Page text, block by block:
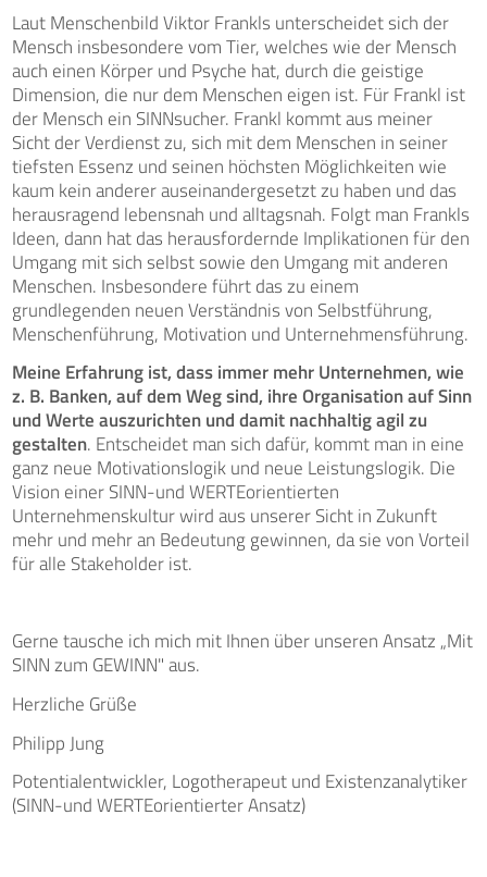
Laut Menschenbild Viktor Frankls unterscheidet sich der
Mensch insbesondere vom Tier, welches wie der Mensch
auch einen Körper und Psyche hat, durch die geistige
Dimension, die nur dem Menschen eigen ist. Für Frankl ist
der Mensch ein SINNsucher. Frankl kommt aus meiner
Sicht der Verdienst zu, sich mit dem Menschen in seiner
tiefsten Essenz und seinen höchsten Möglichkeiten wie
kaum kein anderer auseinandergesetzt zu haben und das
herausragend lebensnah und alltagsnah. Folgt man Frankls
Ideen, dann hat das herausfordernde Implikationen für den
Umgang mit sich selbst sowie den Umgang mit anderen
Menschen. Insbesondere führt das zu einem
grundlegenden neuen Verständnis von Selbstführung,
Menschenführung, Motivation und Unternehmensführung.
Meine Erfahrung ist, dass immer mehr Unternehmen, wie
z. B. Banken, auf dem Weg sind, ihre Organisation auf Sinn
und Werte auszurichten und damit nachhaltig agil zu
gestalten. Entscheidet man sich dafür, kommt man in eine
ganz neue Motivationslogik und neue Leistungslogik. Die
Vision einer SINN-und WERTEorientierten
Unternehmenskultur wird aus unserer Sicht in Zukunft
mehr und mehr an Bedeutung gewinnen, da sie von Vorteil
für alle Stakeholder ist.
Gerne tausche ich mich mit Ihnen über unseren Ansatz „Mit
SINN zum GEWINN" aus.
Herzliche Grüße
Philipp Jung
Potentialentwickler, Logotherapeut und Existenzanalytiker
(SINN-und WERTEorientierter Ansatz)